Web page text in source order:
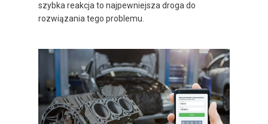
szybka reakcja to najpewniejsza droga do
rozwiązania tego problemu.